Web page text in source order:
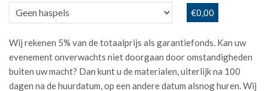
€0,00
Wij rekenen 5% van de totaalprijs als garantiefonds. Kan uw
evenement onverwachts niet doorgaan door omstandigheden
buiten uw macht? Dan kunt u de materialen, uiterlijk na 100
dagen na de huurdatum, op een andere datum alsnog huren. Wij